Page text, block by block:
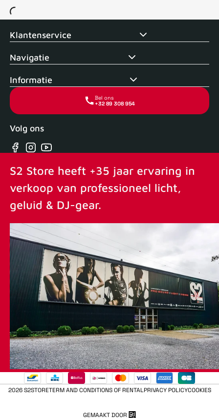
Voor 15uur besteld, zelfde dag verstuurd Echte winkel +35
Klantenservice
Navigatie
Informatie
Bel ons
+32 89 308 954
Volg ons
Facebook
Instagram
YouTube
S2 Store heeft +35 jaar ervaring in
verkoop van professioneel licht,
geluid & DJ-gear.
2026 S2STORETERM AND CONDITIONS OF RENTALPRIVACY POLICYCOOKIES
GEMAAKT DOOR